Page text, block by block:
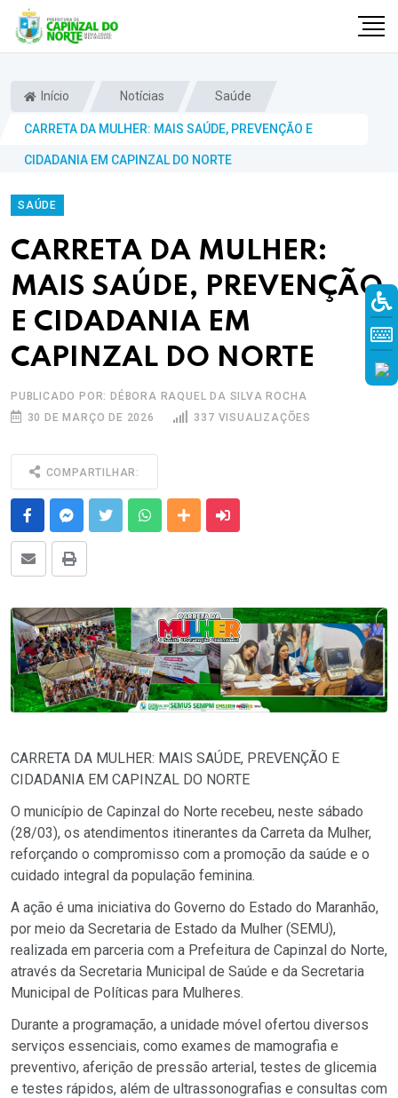
Início Notícias Saúde
CARRETA DA MULHER: MAIS SAÚDE, PREVENÇÃO E
CIDADANIA EM CAPINZAL DO NORTE
SAÚDE
CARRETA DA MULHER:
MAIS SAÚDE, PREVENÇÃO
E CIDADANIA EM
CAPINZAL DO NORTE
PUBLICADO POR: DÉBORA RAQUEL DA SILVA ROCHA
30 DE MARÇO DE 2026
337 VISUALIZAÇÕES
COMPARTILHAR:
FacebookMessenger
Twitter WhatsappOutras Mídias
E-mail
CARRETA DA MULHER: MAIS SAÚDE, PREVENÇÃO E
CIDADANIA EM CAPINZAL DO NORTE
O município de Capinzal do Norte recebeu, neste sábado
(28/03), os atendimentos itinerantes da Carreta da Mulher,
reforçando o compromisso com a promoção da saúde e o
cuidado integral da população feminina.
A ação é uma iniciativa do Governo do Estado do Maranhão,
por meio da Secretaria de Estado da Mulher (SEMU),
realizada em parceria com a Prefeitura de Capinzal do Norte,
através da Secretaria Municipal de Saúde e da Secretaria
Municipal de Políticas para Mulheres.
Durante a programação, a unidade móvel ofertou diversos
serviços essenciais, como exames de mamografia e
preventivo, aferição de pressão arterial, testes de glicemia
e testes rápidos, além de ultrassonografias e consultas com